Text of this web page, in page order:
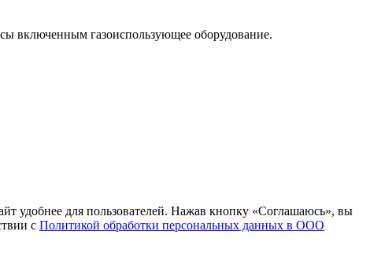
включенным газоиспользующее оборудование.
удобнее для пользователей. Нажав кнопку «Соглашаюсь», вы
с Политикой обработки персональных данных в ООО